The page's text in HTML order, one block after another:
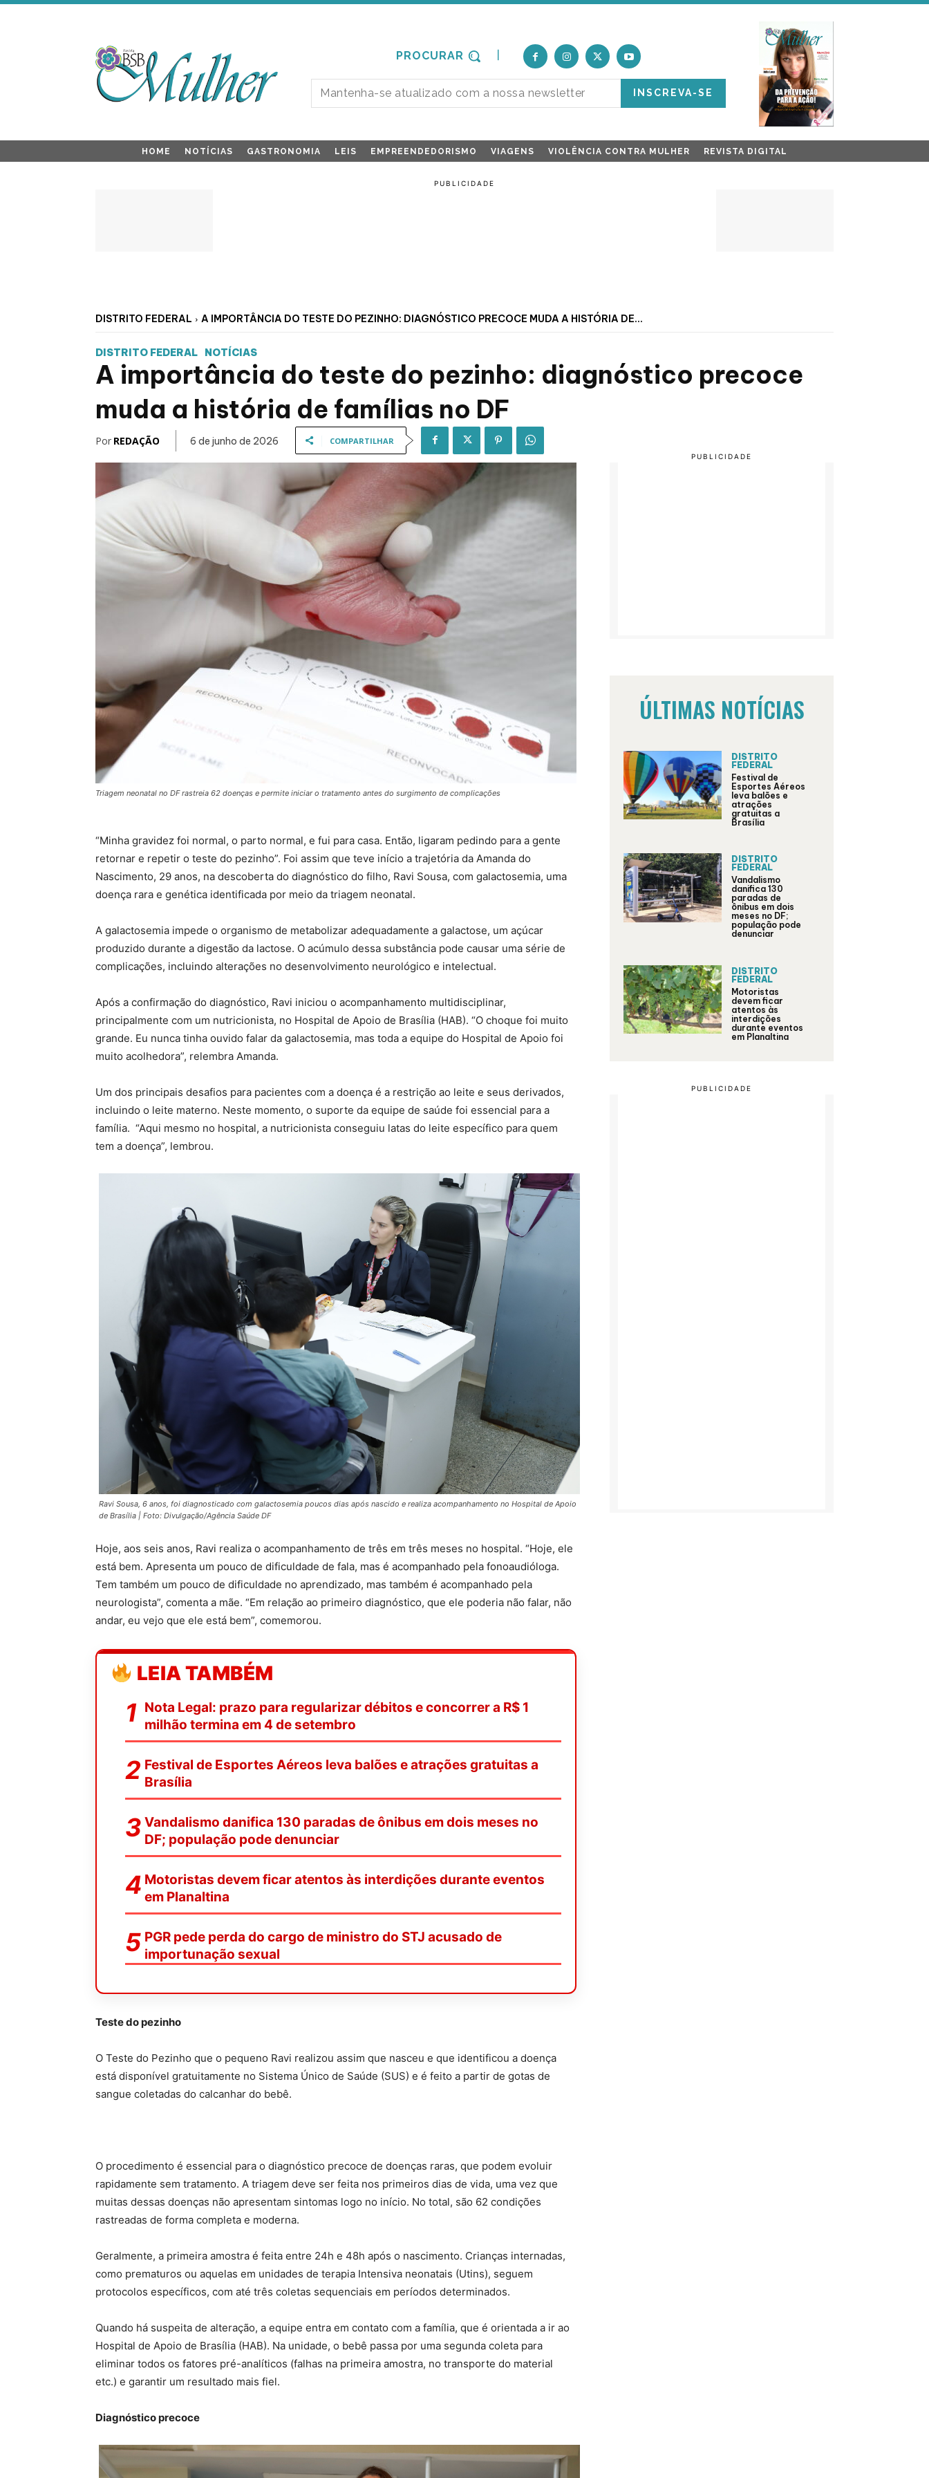
PROCURAR
INSCREVA-SE
HOME NOTÍCIAS GASTRONOMIA LEIS EMPREENDEDORISMO VIAGENS VIOLÊNCIA CONTRA MULHER REVISTA DIGITAL
DISTRITO FEDERAL A IMPORTÂNCIA DO TESTE DO PEZINHO: DIAGNÓSTICO PRECOCE MUDA A HISTÓRIA DE...
DISTRITO FEDERAL NOTÍCIAS
A importância do teste do pezinho: diagnóstico precoce
muda a história de famílias no DF
Por REDAÇÃO 6 de junho de 2026 COMPARTILHAR
Triagem neonatal no DF rastreia 62 doenças e permite iniciar o tratamento antes do surgimento de complicações
“Minha gravidez foi normal, o parto normal, e fui para casa. Então, ligaram pedindo para a gente
retornar e repetir o teste do pezinho”. Foi assim que teve início a trajetória da Amanda do
Nascimento, 29 anos, na descoberta do diagnóstico do filho, Ravi Sousa, com galactosemia, uma
doença rara e genética identificada por meio da triagem neonatal.
A galactosemia impede o organismo de metabolizar adequadamente a galactose, um açúcar
produzido durante a digestão da lactose. O acúmulo dessa substância pode causar uma série de
complicações, incluindo alterações no desenvolvimento neurológico e intelectual.
Após a confirmação do diagnóstico, Ravi iniciou o acompanhamento multidisciplinar,
principalmente com um nutricionista, no Hospital de Apoio de Brasília (HAB). “O choque foi muito
grande. Eu nunca tinha ouvido falar da galactosemia, mas toda a equipe do Hospital de Apoio foi
muito acolhedora”, relembra Amanda.
Um dos principais desafios para pacientes com a doença é a restrição ao leite e seus derivados,
incluindo o leite materno. Neste momento, o suporte da equipe de saúde foi essencial para a
família. “Aqui mesmo no hospital, a nutricionista conseguiu latas do leite específico para quem
tem a doença”, lembrou.
Ravi Sousa, 6 anos, foi diagnosticado com galactosemia poucos dias após nascido e realiza acompanhamento no Hospital de Apoio
de Brasília | Foto: Divulgação/Agência Saúde DF
Hoje, aos seis anos, Ravi realiza o acompanhamento de três em três meses no hospital. “Hoje, ele
está bem. Apresenta um pouco de dificuldade de fala, mas é acompanhado pela fonoaudióloga.
Tem também um pouco de dificuldade no aprendizado, mas também é acompanhado pela
neurologista”, comenta a mãe. “Em relação ao primeiro diagnóstico, que ele poderia não falar, não
andar, eu vejo que ele está bem”, comemorou.
LEIA TAMBÉM
Nota Legal: prazo para regularizar débitos e concorrer a R$ 1
milhão termina em 4 de setembro
Festival de Esportes Aéreos leva balões e atrações gratuitas a
Brasília
Vandalismo danifica 130 paradas de ônibus em dois meses no
DF; população pode denunciar
Motoristas devem ficar atentos às interdições durante eventos
em Planaltina
PGR pede perda do cargo de ministro do STJ acusado de
importunação sexual
Teste do pezinho
O Teste do Pezinho que o pequeno Ravi realizou assim que nasceu e que identificou a doença
está disponível gratuitamente no Sistema Único de Saúde (SUS) e é feito a partir de gotas de
sangue coletadas do calcanhar do bebê.
O procedimento é essencial para o diagnóstico precoce de doenças raras, que podem evoluir
rapidamente sem tratamento. A triagem deve ser feita nos primeiros dias de vida, uma vez que
muitas dessas doenças não apresentam sintomas logo no início. No total, são 62 condições
rastreadas de forma completa e moderna.
Geralmente, a primeira amostra é feita entre 24h e 48h após o nascimento. Crianças internadas,
como prematuros ou aquelas em unidades de terapia Intensiva neonatais (Utins), seguem
protocolos específicos, com até três coletas sequenciais em períodos determinados.
Quando há suspeita de alteração, a equipe entra em contato com a família, que é orientada a ir ao
Hospital de Apoio de Brasília (HAB). Na unidade, o bebê passa por uma segunda coleta para
eliminar todos os fatores pré-analíticos (falhas na primeira amostra, no transporte do material
etc.) e garantir um resultado mais fiel.
Diagnóstico precoce
ÚLTIMAS NOTÍCIAS
DISTRITO
FEDERAL
Festival de
Esportes Aéreos
leva balões e
atrações
gratuitas a
Brasília
DISTRITO
FEDERAL
Vandalismo
danifica 130
paradas de
ônibus em dois
meses no DF;
população pode
denunciar
DISTRITO
FEDERAL
Motoristas
devem ficar
atentos às
interdições
durante eventos
em Planaltina